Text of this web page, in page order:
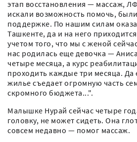
этап восстановления — массаж,
искали возможность помочь,
поддержке. По нашим силам
Ташкенте, да и на него
учетом того, что мы с женой
нас родилась еще девочка —
четыре месяца, а курс
проходить каждые три месяца.
жилье съедает огромную часть
скромного бюджета...".
Малышке Нурай сейчас четыре
головку, не может сидеть. Она
совсем недавно — помог массаж.